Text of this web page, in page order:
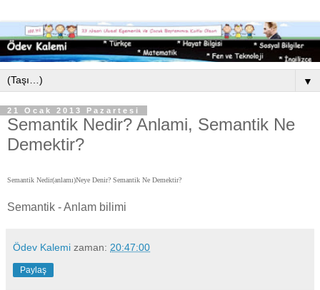
▼
21 Ocak 2013 Pazartesi
Semantik Nedir? Anlami, Semantik Ne
Demektir?
Semantik Nedir(anlamı)Neye Denir? Semantik Ne Demektir?
Semantik - Anlam bilimi
Ödev Kalemi zaman: 20:47:00
Paylaş